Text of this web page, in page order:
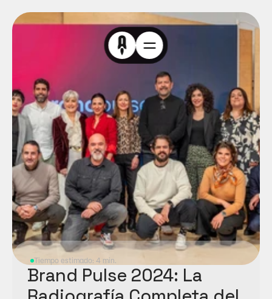
Tiempo estimado: 4 min.
Brand Pulse 2024: La